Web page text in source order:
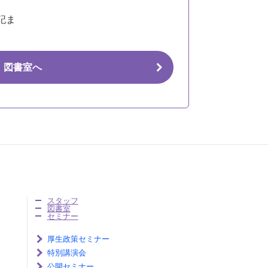
ま
図書室へ
スタッフ
図書室
セミナー
厚生政策セミナー
特別講演会